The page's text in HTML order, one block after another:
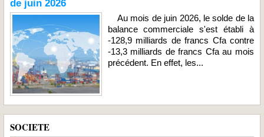
de juin 2026
Au mois de juin 2026, le solde de la
balance commerciale s'est établi à
-128,9 milliards de francs Cfa contre
-13,3 milliards de francs Cfa au mois
précédent. En effet, les...
SOCIETE